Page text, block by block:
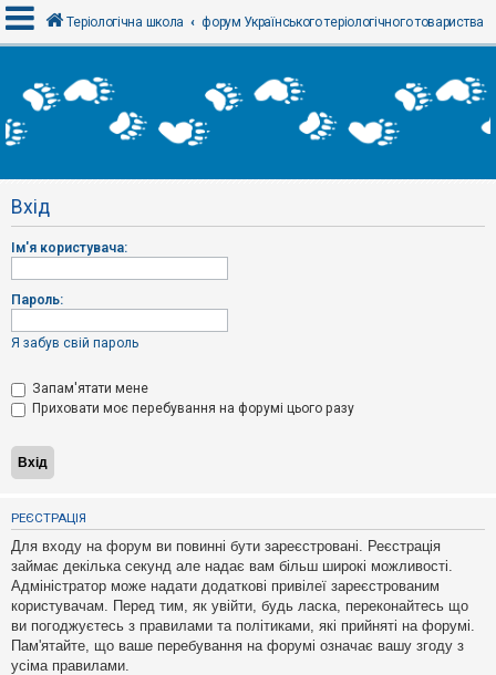
х
і
Р
є
т
р
а
і
Т
м
и
б
з
в
і
д
п
о
в
і
д
е
й
Теріологічна школа форум Українського теріологічного товариства
Вхід
Ім'я користувача:
Пароль:
Я забув свій пароль
Запам'ятати мене
Приховати моє перебування на форумі цього разу
РЕЄСТРАЦІЯ
Для входу на форум ви повинні бути зареєстровані. Реєстрація
займає декілька секунд але надає вам більш широкі можливості.
Адміністратор може надати додаткові привілеї зареєстрованим
користувачам. Перед тим, як увійти, будь ласка, переконайтесь що
ви погоджуєтесь з правилами та політиками, які прийняті на форумі.
Пам'ятайте, що ваше перебування на форумі означає вашу згоду з
усіма правилами.